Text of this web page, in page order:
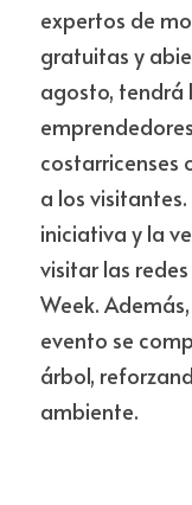
expertos de
gratuitas y
agosto, tendrá
costarricenses
a los
iniciativa y la
visitar las
Week.
evento se
árbol,
ambiente.